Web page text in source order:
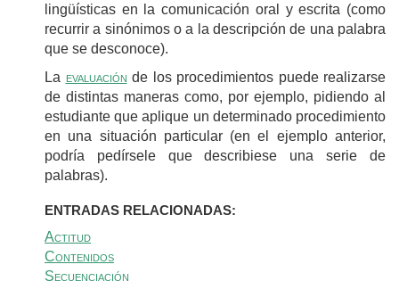
lingüísticas en la comunicación oral y escrita (como
recurrir a sinónimos o a la descripción de una palabra
que se desconoce).
La evaluación de los procedimientos puede realizarse
de distintas maneras como, por ejemplo, pidiendo al
estudiante que aplique un determinado procedimiento
en una situación particular (en el ejemplo anterior,
podría pedírsele que describiese una serie de
palabras).
ENTRADAS RELACIONADAS:
Actitud
Contenidos
Secuenciación